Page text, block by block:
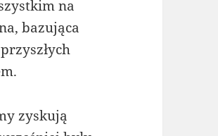
na
bazująca
zyskują